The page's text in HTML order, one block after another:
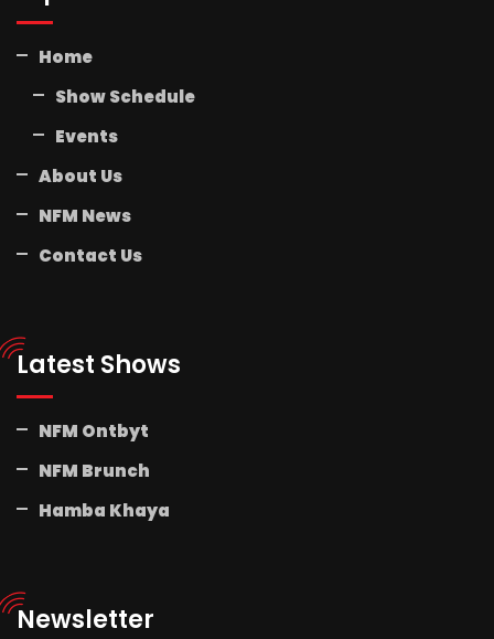
Home
Show Schedule
Events
About Us
NFM News
Contact Us
Latest Shows
NFM Ontbyt
NFM Brunch
Hamba Khaya
Newsletter